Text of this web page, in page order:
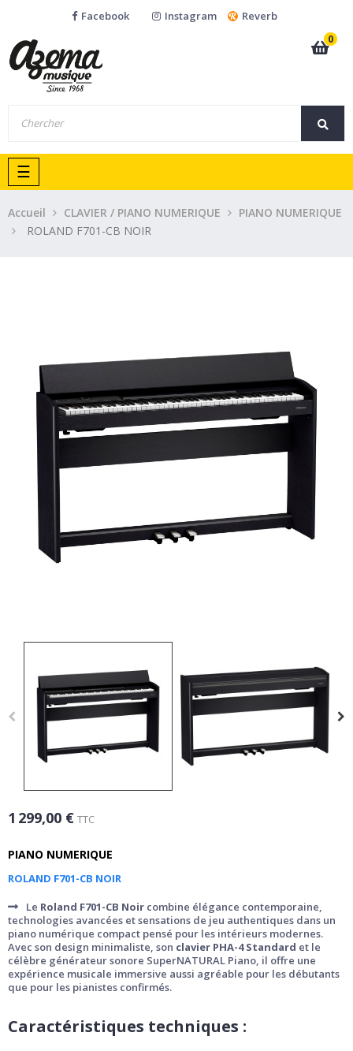
Facebook Instagram
Reverb
0
Basculer
la
navigation
☰
Accueil CLAVIER / PIANO NUMERIQUE
PIANO NUMERIQUE
ROLAND F701-CB NOIR
1 299,00 € TTC
PIANO NUMERIQUE
ROLAND F701-CB NOIR
Le Roland F701-CB Noir combine élégance contemporaine,
technologies avancées et sensations de jeu authentiques dans un
piano numérique compact pensé pour les intérieurs modernes.
Avec son design minimaliste, son clavier PHA-4 Standard et le
célèbre générateur sonore SuperNATURAL Piano, il offre une
expérience musicale immersive aussi agréable pour les débutants
que pour les pianistes confirmés.
Caractéristiques techniques :